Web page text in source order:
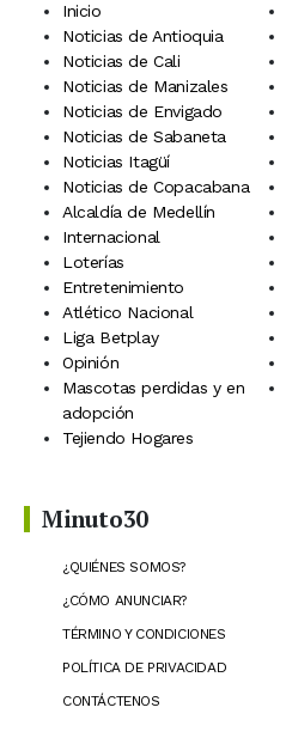
Inicio
Noticias de Antioquia
Noticias de Cali
Noticias de Manizales
Noticias de Envigado
Noticias de Sabaneta
Noticias Itagüí
Noticias de Copacabana
Alcaldía de Medellín
Internacional
Loterías
Entretenimiento
Atlético Nacional
Liga Betplay
Opinión
Mascotas perdidas y en
adopción
Tejiendo Hogares
Minuto30
¿QUIÉNES SOMOS?
¿CÓMO ANUNCIAR?
TÉRMINO Y CONDICIONES
POLÍTICA DE PRIVACIDAD
CONTÁCTENOS